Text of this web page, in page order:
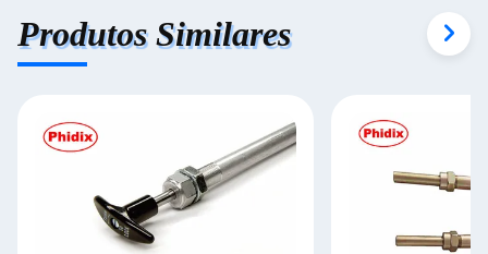
Produtos Similares